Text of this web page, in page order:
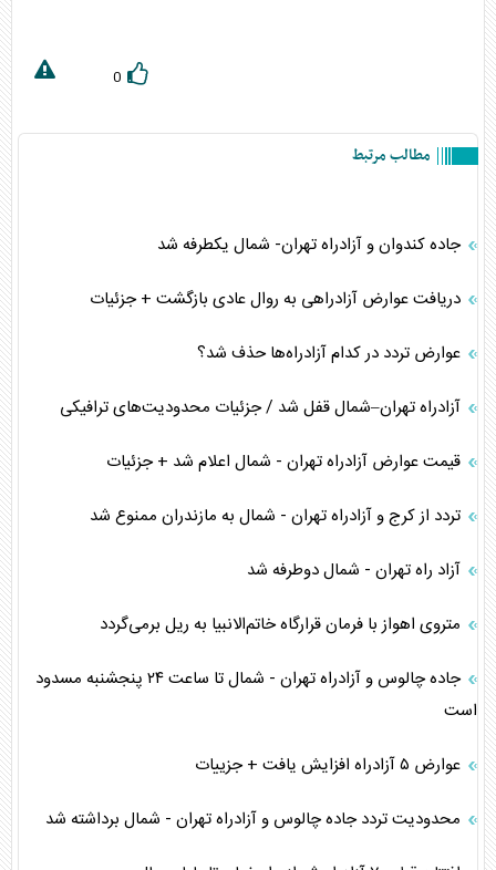
0
مطالب مرتبط
جاده کندوان و آزادراه تهران- شمال یکطرفه شد
دریافت عوارض آزادراهی به روال عادی بازگشت + جزئیات
عوارض تردد در کدام آزادراه‌ها حذف شد؟
آزادراه تهران–شمال قفل شد / جزئیات محدودیت‌های ترافیکی
قیمت عوارض آزادراه تهران - شمال اعلام شد + جزئیات
تردد از کرج و آزادراه تهران - شمال به مازندران ممنوع شد
آزاد راه تهران - شمال دوطرفه شد
متروی اهواز با فرمان قرارگاه خاتم‌الانبیا به ریل برمی‌گردد
جاده چالوس و آزادراه تهران - شمال تا ساعت ۲۴ پنجشنبه مسدود
است
عوارض ۵ آزادراه افزایش یافت + جزییات
محدودیت تردد جاده چالوس و آزادراه تهران - شمال برداشته شد